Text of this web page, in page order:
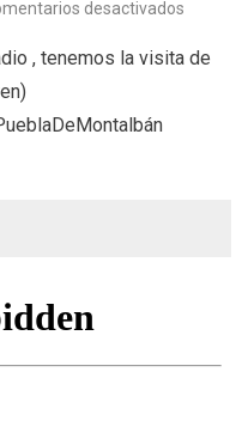
desactivadosen
futuro
, tenemos la visita de